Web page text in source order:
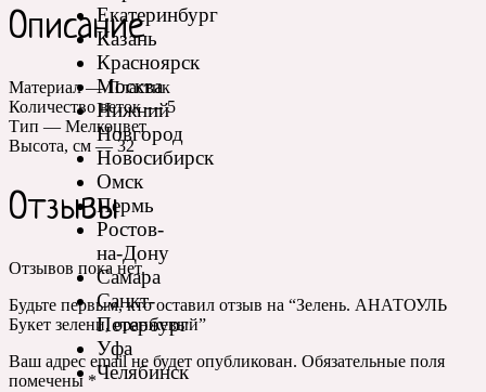
Екатеринбург
Казань
Красноярск
Москва
Нижний
Новгород
Новосибирск
Омск
Пермь
Ростов-
на-Дону
Самара
Санкт-
Петербург
Уфа
Челябинск
Описание
Материал — Пластик
Количество веток — 5
Тип — Мелкоцвет
Высота, см — 32
Отзывы
Отзывов пока нет.
Будьте первым, кто оставил отзыв на “Зелень. АНАТОУЛЬ
Букет зелени, оранжевый”
Ваш адрес email не будет опубликован. Обязательные поля
помечены *